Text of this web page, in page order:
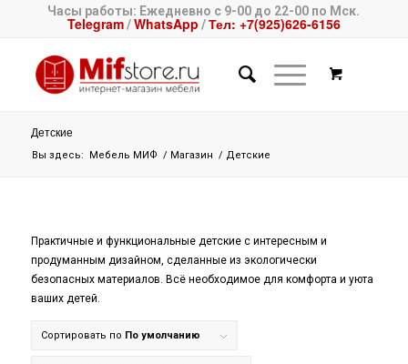
Часы работы: Ежедневно с 9-00 до 22-00 по Мск.
Telegram/WhatsApp /Тел: +7(925)626-6156
Детские
Вы здесь: Мебель МИФ / Магазин / Детские
Практичные и функциональные детские с интересным и
продуманным дизайном, сделанные из экологически
безопасных материалов. Всё необходимое для комфорта и уюта
ваших детей.
Сортировать по По умолчанию